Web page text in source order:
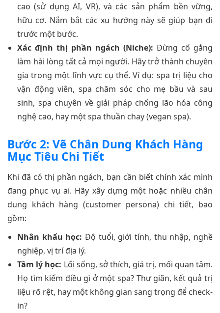
cao (sử dụng AI, VR), và các sản phẩm bền vững,
hữu cơ. Nắm bắt các xu hướng này sẽ giúp bạn đi
trước một bước.
Xác định thị phần ngách (Niche): Đừng cố gắng
làm hài lòng tất cả mọi người. Hãy trở thành chuyên
gia trong một lĩnh vực cụ thể. Ví dụ: spa trị liệu cho
vận động viên, spa chăm sóc cho mẹ bầu và sau
sinh, spa chuyên về giải pháp chống lão hóa công
nghệ cao, hay một spa thuần chay (vegan spa).
Bước 2: Vẽ Chân Dung Khách Hàng
Mục Tiêu Chi Tiết
Khi đã có thị phần ngách, bạn cần biết chính xác mình
đang phục vụ ai. Hãy xây dựng một hoặc nhiều chân
dung khách hàng (customer persona) chi tiết, bao
gồm:
Nhân khẩu học: Độ tuổi, giới tính, thu nhập, nghề
nghiệp, vị trí địa lý.
Tâm lý học: Lối sống, sở thích, giá trị, mối quan tâm.
Họ tìm kiếm điều gì ở một spa? Thư giãn, kết quả trị
liệu rõ rệt, hay một không gian sang trọng để check-
in?